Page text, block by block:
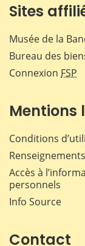
Sites
Musée de la
Bureau des
Connexion FSP
Mentions
Conditions
Accès à
personnels
Info Source
Contact